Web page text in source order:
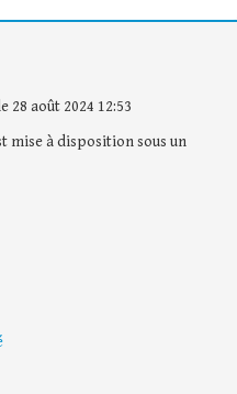
28 août 2024 12:53
mise à disposition sous un